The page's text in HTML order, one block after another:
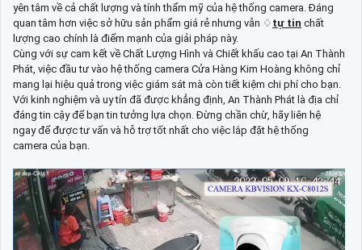
yên tâm về cả chất lượng và tính thẩm mỹ của hệ thống camera. Đáng
quan tâm hơn việc sở hữu sản phẩm giá rẻ nhưng vẫn ♢ tự tin chất
lượng cao chính là điểm mạnh của giải pháp này.
Cùng với sự cam kết về Chất Lượng Hình và Chiết khấu cao tại An Thành
Phát, việc đầu tư vào hệ thống camera Cửa Hàng Kim Hoàng không chỉ
mang lại hiệu quả trong việc giám sát mà còn tiết kiệm chi phí cho bạn.
Với kinh nghiệm và uy tín đã được khẳng định, An Thành Phát là địa chỉ
đáng tin cậy để bạn tin tưởng lựa chọn. Đừng chần chừ, hãy liên hệ
ngay để được tư vấn và hỗ trợ tốt nhất cho việc lắp đặt hệ thống
camera của bạn.